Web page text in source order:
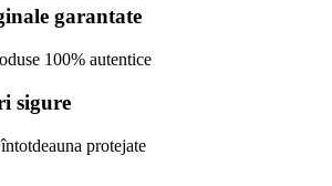
garantate
100% autentice
sigure
protejate